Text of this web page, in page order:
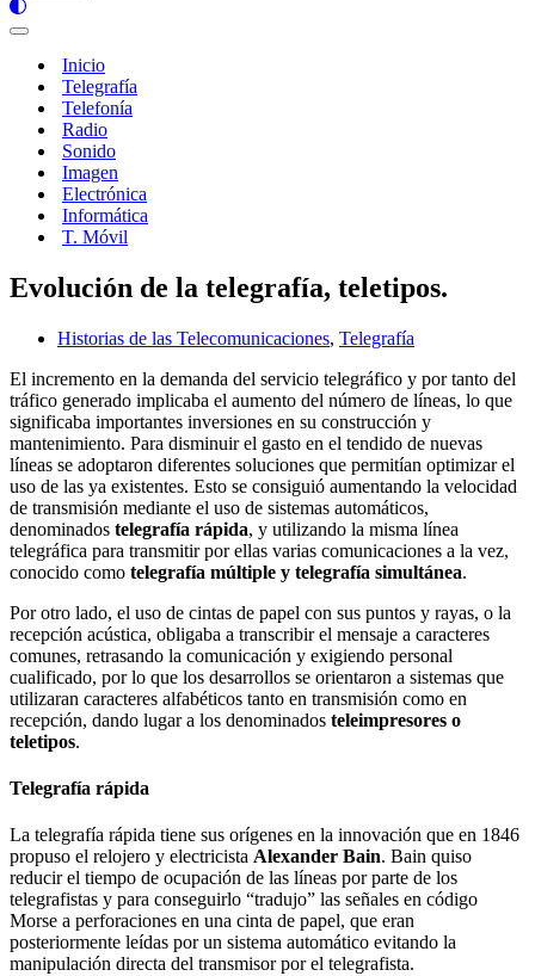
Menú
navegación
Inicio
Telegrafía
Telefonía
Radio
Sonido
Imagen
Electrónica
Informática
T. Móvil
Evolución de la telegrafía, teletipos.
Historias de las Telecomunicaciones, Telegrafía
El incremento en la demanda del servicio telegráfico y por tanto del
tráfico generado implicaba el aumento del número de líneas, lo que
significaba importantes inversiones en su construcción y
mantenimiento. Para disminuir el gasto en el tendido de nuevas
líneas se adoptaron diferentes soluciones que permitían optimizar el
uso de las ya existentes. Esto se consiguió aumentando la velocidad
de transmisión mediante el uso de sistemas automáticos,
denominados telegrafía rápida, y utilizando la misma línea
telegráfica para transmitir por ellas varias comunicaciones a la vez,
conocido como telegrafía múltiple y telegrafía simultánea.
Por otro lado, el uso de cintas de papel con sus puntos y rayas, o la
recepción acústica, obligaba a transcribir el mensaje a caracteres
comunes, retrasando la comunicación y exigiendo personal
cualificado, por lo que los desarrollos se orientaron a sistemas que
utilizaran caracteres alfabéticos tanto en transmisión como en
recepción, dando lugar a los denominados teleimpresores o
teletipos.
Telegrafía rápida
La telegrafía rápida tiene sus orígenes en la innovación que en 1846
propuso el relojero y electricista Alexander Bain. Bain quiso
reducir el tiempo de ocupación de las líneas por parte de los
telegrafistas y para conseguirlo “tradujo” las señales en código
Morse a perforaciones en una cinta de papel, que eran
posteriormente leídas por un sistema automático evitando la
manipulación directa del transmisor por el telegrafista.